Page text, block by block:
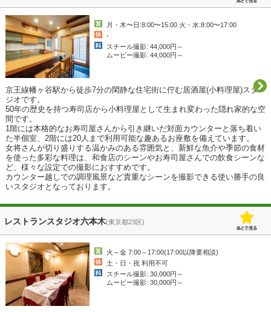
月・木〜日:8:00〜15:00 火・水:8:00〜17:00
-
スチール撮影: 44,000円～
ムービー撮影: 44,000円～
京王線幡ヶ谷駅から徒歩7分の閑静な住宅街に佇む居酒屋(小料理屋)スタ
ジオです。
50年の歴史を持つ寿司店から小料理屋として生まれ変わった隠れ家的な空
間です。
1階には本格的なお寿司屋さんから引き継いだ対面カウンターと落ち着い
た半個室、2階には20人まで利用可能な趣あるお座敷を備えています。
女将さんが切り盛りする温かみのある雰囲気と、新鮮な魚介や季節の食材
を使った多彩な料理は、和食店のシーンやお寿司屋さんでの飲食シーンな
ど、様々な設定での撮影におすすめです。
カウンター越しでの調理風景など貴重なシーンを撮影できる使い勝手の良
いスタジオとなっております。
レストランスタジオ六本木(東京都23区)
火～金 7:00～17:00(17:00以降要相談)
土・日・祝 利用不可
スチール撮影: 30,000円～
ムービー撮影: 30,000円～